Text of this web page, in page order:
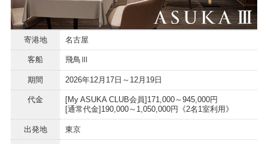
寄港地 名古屋
客船 飛鳥Ⅲ
期間 2026年12月17日～12月19日
代金
[My ASUKA CLUB会員]171,000～945,000円
[通常代金]190,000～1,050,000円《2名1室利用》
出発地 東京